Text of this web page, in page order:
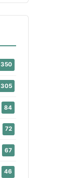
350
305
84
72
67
46